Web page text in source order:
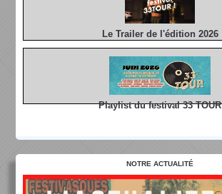
Le Trailer de l'édition 2026
Playlist du festival 33 TOUR
NOTRE ACTUALITÉ